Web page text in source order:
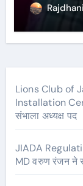
Lions Club of
Installation
संभाला अध्यक्ष पद
JIADA
MD वरुण रंजन ने